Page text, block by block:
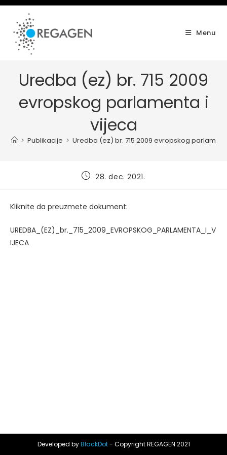
Skip
content
Menu
Uredba (ez) br. 715 2009
evropskog parlamenta i
vijeca
> Publikacije > Uredba (ez) br. 715 2009 evropskog
Post28. dec. 2021.
Kliknite da preuzmete dokument:
UREDBA_(EZ)_br._715_2009_EVROPSKOG_PARLAMENTA_I_V
IJECA
Developed byBlackDot- Copyright REGAGEN 2021